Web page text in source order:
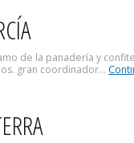
de la panadería y
gran coordinador...